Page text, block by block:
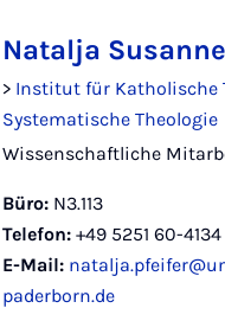
Natalja
> Institut für Katholische
Systematische Theologie
Wissenschaftliche
Büro: N3.113
Telefon: +49 5251 60-4134
E-Mail:
paderborn.de